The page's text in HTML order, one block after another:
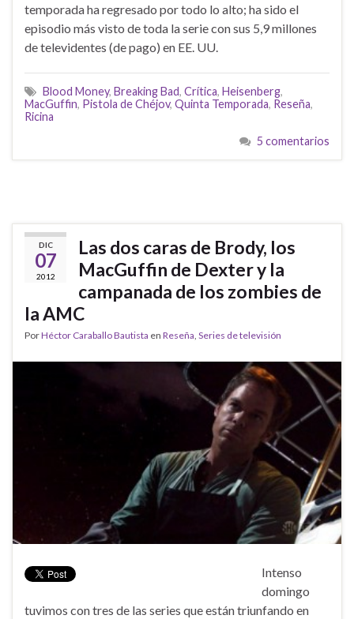
temporada ha regresado por todo lo alto; ha sido el
episodio más visto de toda la serie con sus 5,9 millones
de televidentes (de pago) en EE. UU.
Blood Money, Breaking Bad, Crítica, Heisenberg,
MacGuffin, Pistola de Chéjov, Quinta Temporada, Reseña,
Ricina
5 comentarios
DIC
07
2012
Las dos caras de Brody, los
MacGuffin de Dexter y la
campanada de los zombies de
la AMC
PorHéctor Caraballo Bautista en Reseña Series de televisión
Intenso
domingo
tuvimos con tres de las series que están triunfando en